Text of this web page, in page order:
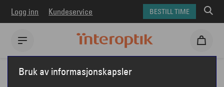
Logg inn Kundeservice BESTILL TIME
Interoptik Forberedelser 12106
Bruk av informasjonskapsler